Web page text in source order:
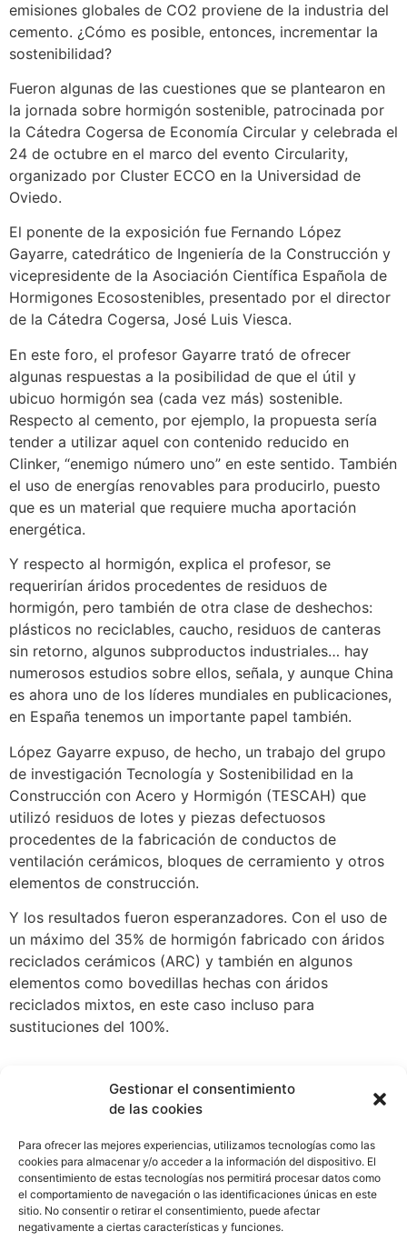
Gestionar el consentimiento
de las cookies
Para ofrecer las mejores experiencias, utilizamos tecnologías como las
cookies para almacenar y/o acceder a la información del dispositivo. El
consentimiento de estas tecnologías nos permitirá procesar datos como
el comportamiento de navegación o las identificaciones únicas en este
sitio. No consentir o retirar el consentimiento, puede afectar
negativamente a ciertas características y funciones.
emisiones globales de CO2 proviene de la industria del
cemento. ¿Cómo es posible, entonces, incrementar la
sostenibilidad?
Fueron algunas de las cuestiones que se plantearon en
la jornada sobre hormigón sostenible, patrocinada por
la Cátedra Cogersa de Economía Circular y celebrada el
24 de octubre en el marco del evento Circularity,
organizado por Cluster ECCO en la Universidad de
Oviedo.
El ponente de la exposición fue Fernando López
Gayarre, catedrático de Ingeniería de la Construcción y
vicepresidente de la Asociación Científica Española de
Hormigones Ecosostenibles, presentado por el director
de la Cátedra Cogersa, José Luis Viesca.
En este foro, el profesor Gayarre trató de ofrecer
algunas respuestas a la posibilidad de que el útil y
ubicuo hormigón sea (cada vez más) sostenible.
Respecto al cemento, por ejemplo, la propuesta sería
tender a utilizar aquel con contenido reducido en
Clinker, “enemigo número uno” en este sentido. También
el uso de energías renovables para producirlo, puesto
que es un material que requiere mucha aportación
energética.
Y respecto al hormigón, explica el profesor, se
requerirían áridos procedentes de residuos de
hormigón, pero también de otra clase de deshechos:
plásticos no reciclables, caucho, residuos de canteras
sin retorno, algunos subproductos industriales… hay
numerosos estudios sobre ellos, señala, y aunque China
es ahora uno de los líderes mundiales en publicaciones,
en España tenemos un importante papel también.
López Gayarre expuso, de hecho, un trabajo del grupo
de investigación Tecnología y Sostenibilidad en la
Construcción con Acero y Hormigón (TESCAH) que
utilizó residuos de lotes y piezas defectuosos
procedentes de la fabricación de conductos de
ventilación cerámicos, bloques de cerramiento y otros
elementos de construcción.
Y los resultados fueron esperanzadores. Con el uso de
un máximo del 35% de hormigón fabricado con áridos
reciclados cerámicos (ARC) y también en algunos
elementos como bovedillas hechas con áridos
reciclados mixtos, en este caso incluso para
sustituciones del 100%.
Cátedra COGERSA Economía Circular
catedracogersa@uniovi.es
CONTACTO AVISO LEGAL PRIVACIDAD DE DATOS